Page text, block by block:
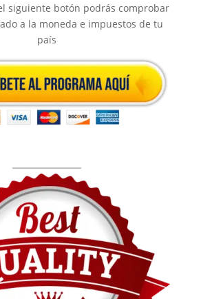
siguiente botón podrás comprobar
a la moneda e impuestos de tu
país